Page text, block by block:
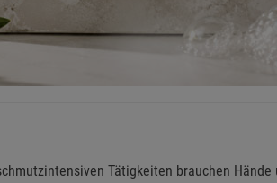
Tätigkeiten brauchen